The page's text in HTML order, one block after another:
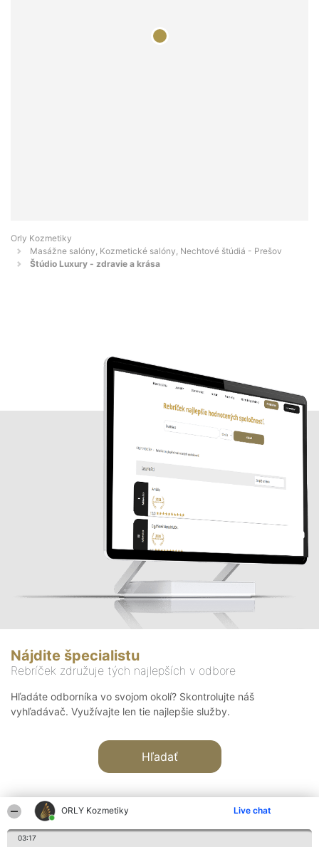
ORLY Kozmetiky Live chat
03:17
Orly Kozmetiky
Masážne salóny, Kozmetické salóny, Nechtové štúdiá - Prešov
Štúdio Luxury - zdravie a krása
Nájdite špecialistu
Rebríček združuje tých najlepších v odbore
Hľadáte odborníka vo svojom okolí? Skontrolujte náš
vyhľadávač. Využívajte len tie najlepšie služby.
Hľadať